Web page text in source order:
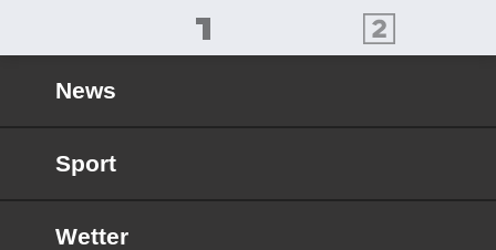
ORF 2 Programm
News
Sport
Wetter